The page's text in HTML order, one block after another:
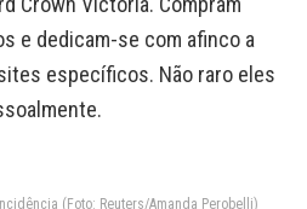
e dedicam-se com afinco a
específicos. Não raro eles
(Foto: Reuters/Amanda Perobelli)